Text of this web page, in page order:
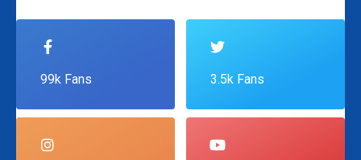
99k Fans 3.5k Fans